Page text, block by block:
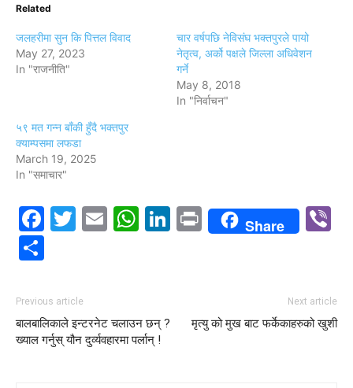
Related
जलहरीमा सुन कि पित्तल विवाद
May 27, 2023
In "राजनीति"
चार वर्षपछि नेविसंघ भक्तपुरले पायो
नेतृत्व, अर्को पक्षले जिल्ला अधिवेशन
गर्ने
May 8, 2018
In "निर्वाचन"
५९ मत गन्न बाँकी हुँदै भक्तपुर
क्याम्पसमा लफडा
March 19, 2025
In "समाचार"
Facebook
Twitter
EmailWhatsApp
LinkedIn
PrintShare
Previous article
बालबालिकाले इन्टरनेट चलाउन छन् ?
ख्याल गर्नुस् यौन दुर्व्यवहारमा पर्लान् !
Next article
मृत्यु को मुख बाट फर्केकाहरुको खुशी